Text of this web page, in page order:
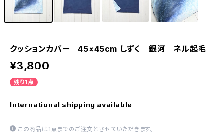
クッションカバー 45×45cm しずく 銀河 ネル起毛
¥3,800
残り1点
International shipping available
この商品は1点までのご注文とさせていただきます。